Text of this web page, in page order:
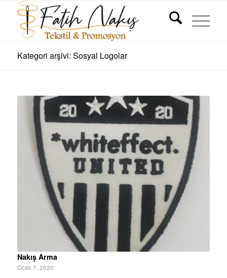
Kategori arşivi: Sosyal Logolar
Nakış Arma
Ocak 7, 2020